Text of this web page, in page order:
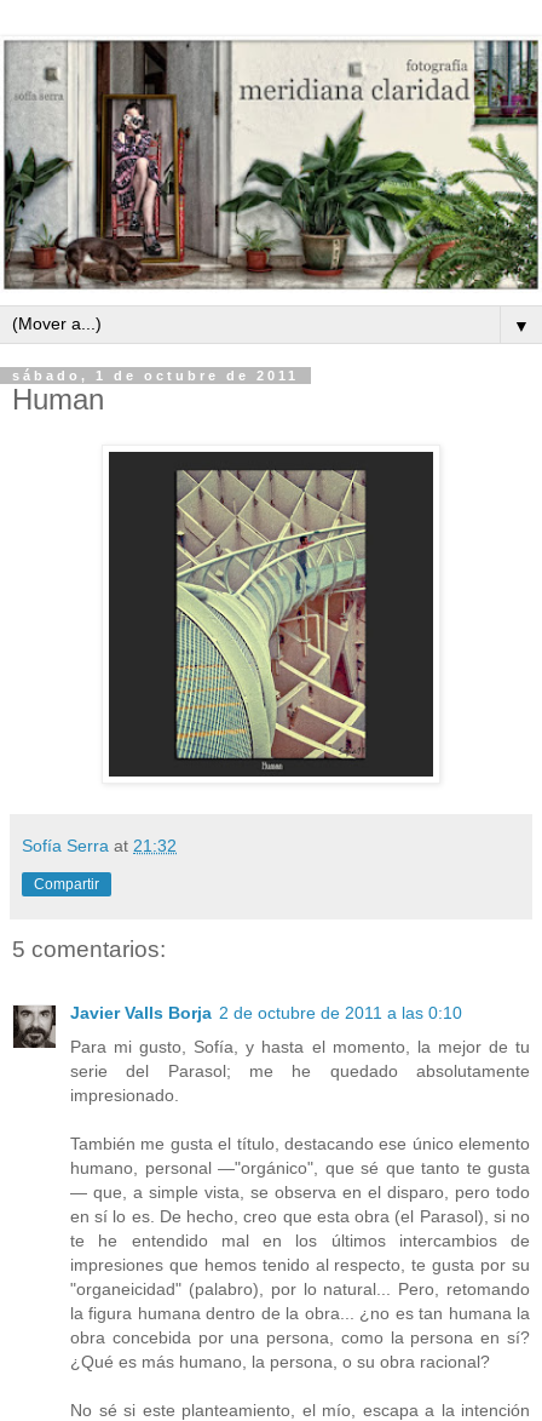
▼
sábado, 1 de octubre de 2011
Human
Sofía Serra at 21:32
Compartir
5 comentarios:
Javier Valls Borja 2 de octubre de 2011 a las 0:10
Para mi gusto, Sofía, y hasta el momento, la mejor de tu
serie del Parasol; me he quedado absolutamente
impresionado.
También me gusta el título, destacando ese único elemento
humano, personal —"orgánico", que sé que tanto te gusta
— que, a simple vista, se observa en el disparo, pero todo
en sí lo es. De hecho, creo que esta obra (el Parasol), si no
te he entendido mal en los últimos intercambios de
impresiones que hemos tenido al respecto, te gusta por su
"organeicidad" (palabro), por lo natural... Pero, retomando
la figura humana dentro de la obra... ¿no es tan humana la
obra concebida por una persona, como la persona en sí?
¿Qué es más humano, la persona, o su obra racional?
No sé si este planteamiento, el mío, escapa a la intención